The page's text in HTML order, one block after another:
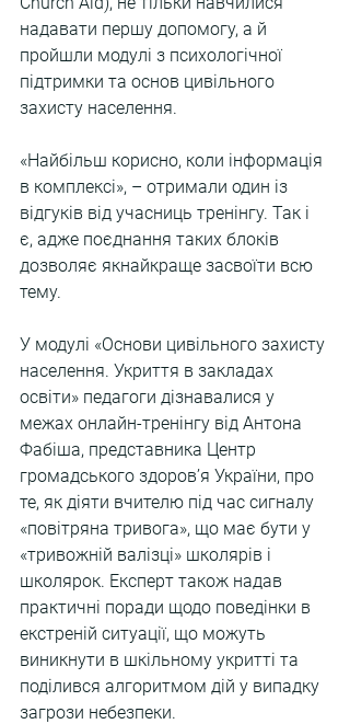
надавати першу допомогу, а й
пройшли модулі з психологічної
підтримки та основ цивільного
захисту населення.
«Найбільш корисно, коли інформація
в комплексі», – отримали один із
відгуків від учасниць тренінгу. Так і
є, адже поєднання таких блоків
дозволяє якнайкраще засвоїти всю
тему.
У модулі «Основи цивільного захисту
населення. Укриття в закладах
освіти» педагоги дізнавалися у
межах онлайн-тренінгу від Антона
Фабіша, представника Центр
громадського здоров’я України, про
те, як діяти вчителю під час сигналу
«повітряна тривога», що має бути у
«тривожній валізці» школярів і
школярок. Експерт також надав
практичні поради щодо поведінки в
екстреній ситуації, що можуть
виникнути в шкільному укритті та
поділився алгоритмом дій у випадку
загрози небезпеки.